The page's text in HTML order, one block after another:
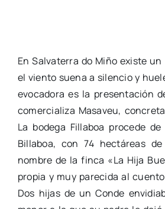
En Salvaterra do Miño existe
el viento suena a silencio y
evocadora es la presentación
comercializa Masaveu,
La bodega Fillaboa procede
Billaboa, con 74 hectáreas
nombre de la finca «La Hija
propia y muy parecida al
Dos hijas de un Conde